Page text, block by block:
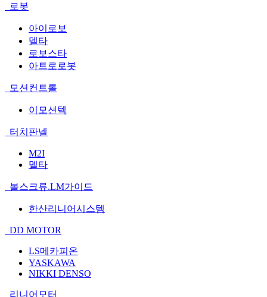
로봇
아이로보
델타
로보스타
아트로로봇
모션컨트롤
이모션텍
터치판넬
M2I
델타
볼스크류.LM가이드
한산리니어시스템
DD MOTOR
LS메카피온
YASKAWA
NIKKI DENSO
리니어모터